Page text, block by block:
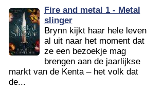
Fire and metal 1 - Metal
slinger
Brynn kijkt haar hele leven
al uit naar het moment dat
ze een bezoekje mag
brengen aan de jaarlijkse
markt van de Kenta – het volk dat
de...